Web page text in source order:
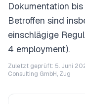
Dokumentation
Betroffen sind
einschlägige
4 employment).
Zuletzt geprüft: 5. Juni
Consulting GmbH, Zug